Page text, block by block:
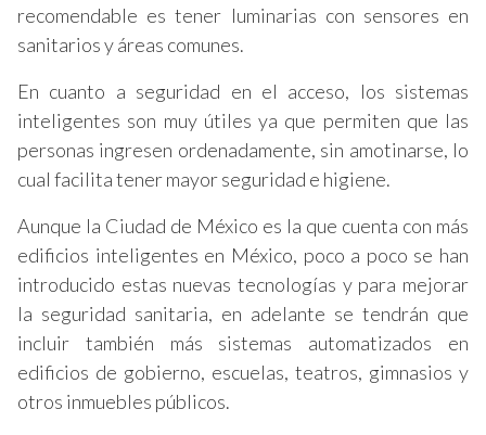
recomendable es tener luminarias con sensores en
sanitarios y áreas comunes.
En cuanto a seguridad en el acceso, los sistemas
inteligentes son muy útiles ya que permiten que las
personas ingresen ordenadamente, sin amotinarse, lo
cual facilita tener mayor seguridad e higiene.
Aunque la Ciudad de México es la que cuenta con más
edificios inteligentes en México, poco a poco se han
introducido estas nuevas tecnologías y para mejorar
la seguridad sanitaria, en adelante se tendrán que
incluir también más sistemas automatizados en
edificios de gobierno, escuelas, teatros, gimnasios y
otros inmuebles públicos.